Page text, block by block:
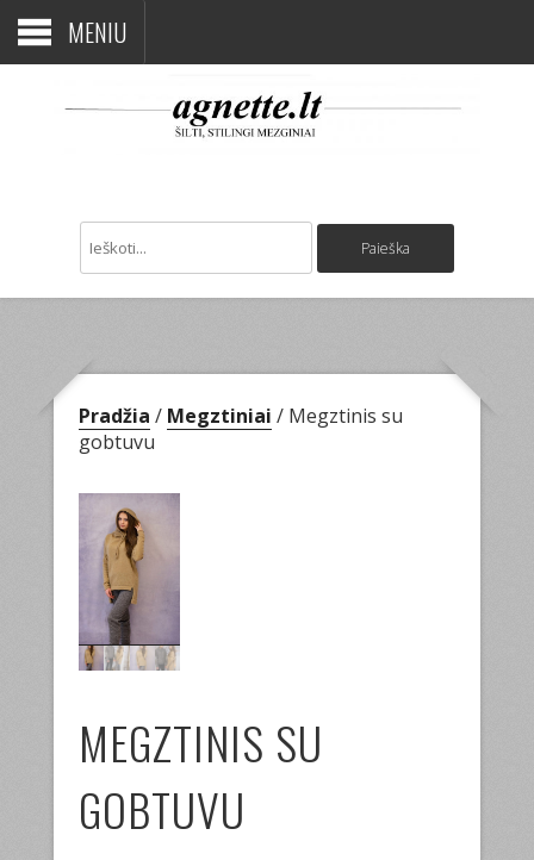
MENIU
Pradžia / Megztiniai / Megztinis su
gobtuvu
MEGZTINIS SU
GOBTUVU